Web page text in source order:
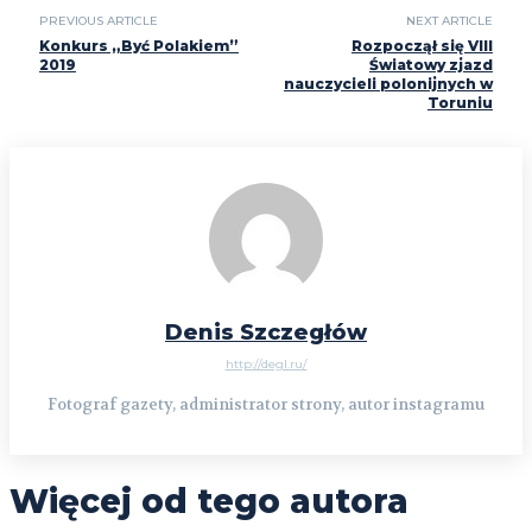
PREVIOUS ARTICLE
Konkurs „Być Polakiem”
2019
NEXT ARTICLE
Rozpoczął się VIII
Światowy zjazd
nauczycieli polonijnych w
Toruniu
Denis Szczegłów
http://degl.ru/
Fotograf gazety, administrator strony, autor instagramu
Więcej od tego autora